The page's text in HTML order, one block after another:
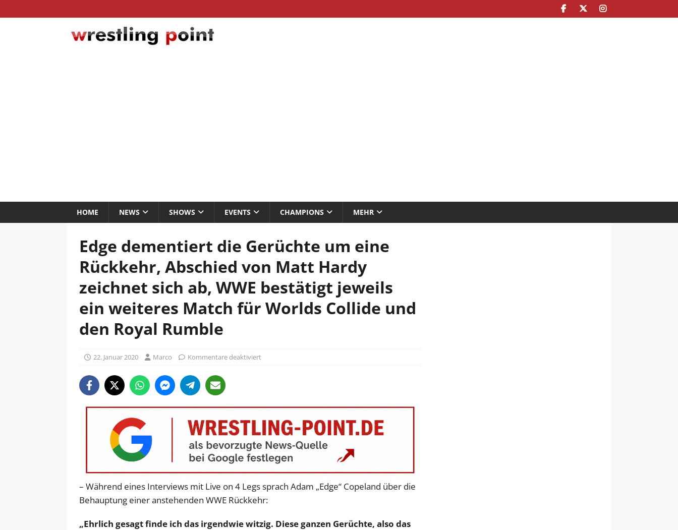
HOME NEWS SHOWS EVENTS CHAMPIONS MEHR
Edge dementiert die Gerüchte um eine
Rückkehr, Abschied von Matt Hardy
zeichnet sich ab, WWE bestätigt jeweils
ein weiteres Match für Worlds Collide und
den Royal Rumble
22. Januar 2020 Marco Kommentare deaktiviert
– Während eines Interviews mit Live on 4 Legs sprach Adam „Edge“ Copeland über die
Behauptung einer anstehenden WWE Rückkehr:
„Ehrlich gesagt finde ich das irgendwie witzig. Diese ganzen Gerüchte, also das